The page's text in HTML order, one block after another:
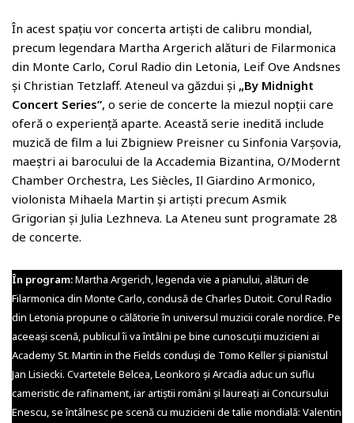
În acest spațiu vor concerta artiști de calibru mondial,
precum legendara Martha Argerich alături de Filarmonica
din Monte Carlo, Corul Radio din Letonia, Leif Ove Andsnes
și Christian Tetzlaff. Ateneul va găzdui și „By Midnight
Concert Series”, o serie de concerte la miezul nopții care
oferă o experiență aparte. Această serie inedită include
muzică de film a lui Zbigniew Preisner cu Sinfonia Varșovia,
maeștri ai barocului de la Accademia Bizantina, O/Modernt
Chamber Orchestra, Les Siècles, Il Giardino Armonico,
violonista Mihaela Martin și artiști precum Asmik
Grigorian și Julia Lezhneva. La Ateneu sunt programate 28
de concerte.
În program:Martha Argerich, legenda vie a pianului, alături de
Filarmonica din Monte Carlo, condusă de Charles Dutoit. Corul Radio
din Letonia propune o călătorie în universul muzicii corale nordice. Pe
aceeași scenă, publicul îi va întâlni pe bine cunoscuții muzicieni ai
Academy St. Martin in the Fields conduși de Tomo Keller și pianistul
Jan Lisiecki. Cvartetele Belcea, Leonkoro și Arcadia aduc un suflu
cameristic de rafinament, iar artiștii români și laureați ai Concursului
Enescu, se întâlnesc pe scenă cu muzicieni de talie mondială: Valentin